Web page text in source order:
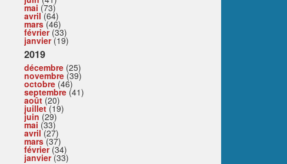
mai (73)
avril(64)
mars(46)
février(33)
janvier(19)
2019
décembre (25)
novembre (39)
octobre (46)
septembre (41)
août (20)
juillet(19)
juin (29)
mai (33)
avril(27)
mars(37)
février(34)
janvier(33)